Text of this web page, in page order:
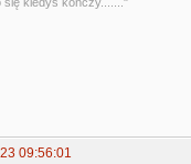
09:56:01